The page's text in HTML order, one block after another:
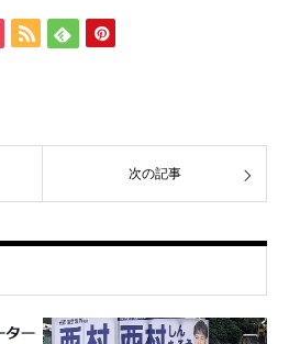
次の記事